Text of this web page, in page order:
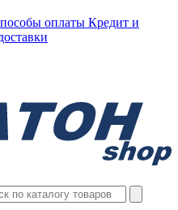
оплаты Кредит и